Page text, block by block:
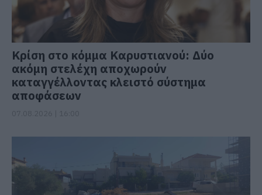
Κρίση στο κόμμα Καρυστιανού: Δύο
ακόμη στελέχη αποχωρούν
καταγγέλλοντας κλειστό σύστημα
αποφάσεων